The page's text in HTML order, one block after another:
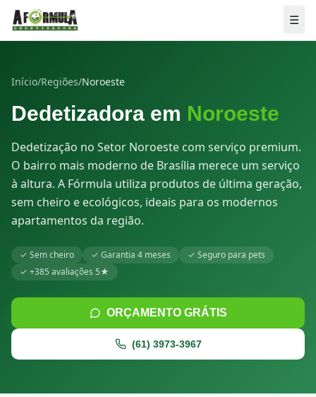
Pular para o conteúdo
☰
Início/Regiões/Noroeste
Dedetizadora em Noroeste
Dedetização no Setor Noroeste com serviço premium.
O bairro mais moderno de Brasília merece um serviço
à altura. A Fórmula utiliza produtos de última geração,
sem cheiro e ecológicos, ideais para os modernos
apartamentos da região.
✓ Sem cheiro ✓ Garantia 4 meses ✓ Seguro para pets
✓ +385 avaliações 5★
ORÇAMENTO GRÁTIS
(61) 3973-3967